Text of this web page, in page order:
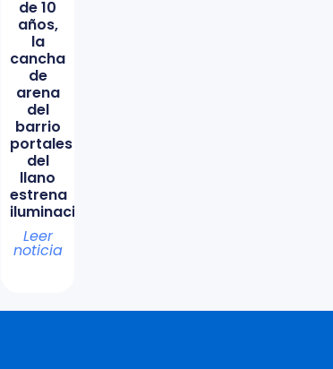
de 10
años,
la
cancha
de
arena
del
barrio
portales
del
llano
estrena
iluminación
Leer
noticia